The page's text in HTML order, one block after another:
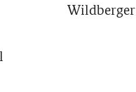
Wildberger